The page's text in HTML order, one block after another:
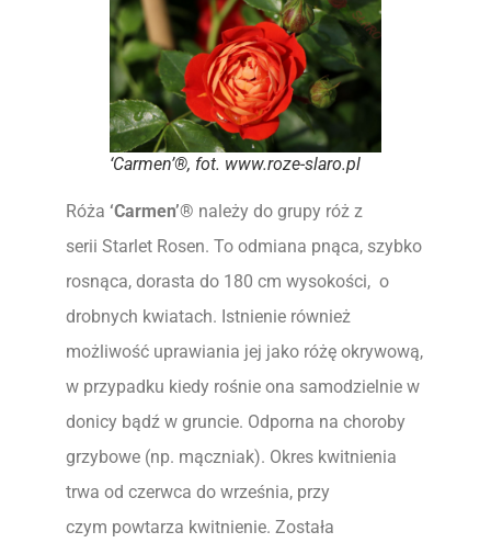
‘Carmen’®, fot. www.roze-slaro.pl
Róża ‘Carmen’® należy do grupy róż z
serii Starlet Rosen. To odmiana pnąca, szybko
rosnąca, dorasta do 180 cm wysokości, o
drobnych kwiatach. Istnienie również
możliwość uprawiania jej jako różę okrywową,
w przypadku kiedy rośnie ona samodzielnie w
donicy bądź w gruncie. Odporna na choroby
grzybowe (np. mączniak). Okres kwitnienia
trwa od czerwca do września, przy
czym powtarza kwitnienie. Została